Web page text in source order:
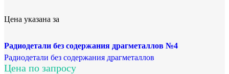
Цена указана за
Радиодетали без содержания драгметаллов №4
Радиодетали без содержания драгметаллов
Цена по запросу